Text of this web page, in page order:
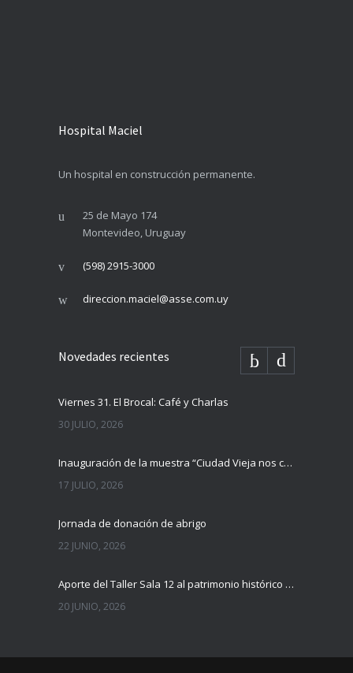
Hospital Maciel
Un hospital en construcción permanente.
25 de Mayo 174
Montevideo, Uruguay
(598) 2915-3000
direccion.maciel@asse.com.uy
Novedades recientes
Viernes 31. El Brocal: Café y Charlas
30 JULIO, 2026
Inauguración de la muestra “Ciudad Vieja nos cuenta”
17 JULIO, 2026
Jornada de donación de abrigo
22 JUNIO, 2026
Aporte del Taller Sala 12 al patrimonio histórico del Hospital Maciel
20 JUNIO, 2026